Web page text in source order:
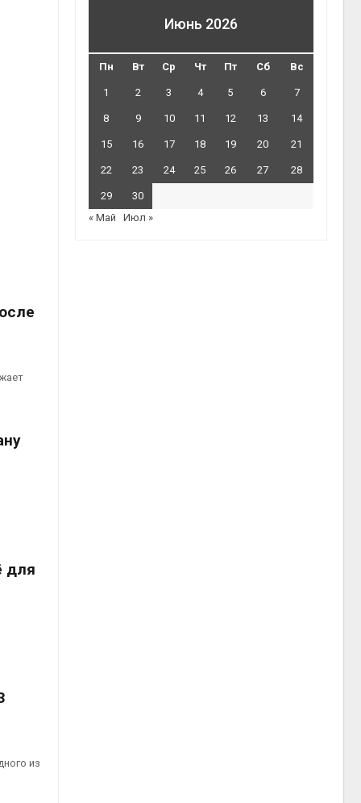
для
из
Июнь 2026
Пн Вт Ср Чт Пт Сб Вс
1 2 3 4 5 6 7
8 9 10 11 12 13 14
15 16 17 18 19 20 21
22 23 24 25 26 27 28
29
30
« Май
Июл »